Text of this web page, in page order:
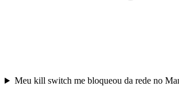
Meu kill switch me bloqueou da rede no